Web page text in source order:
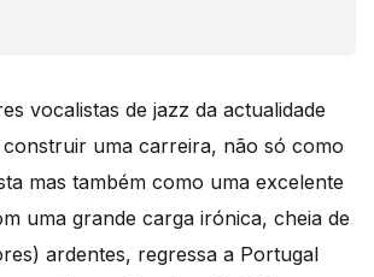
vocalistas de jazz da actualidade
uma carreira, não só como
mas também como uma excelente
uma grande carga irónica, cheia de
ardentes, regressa a Portugal